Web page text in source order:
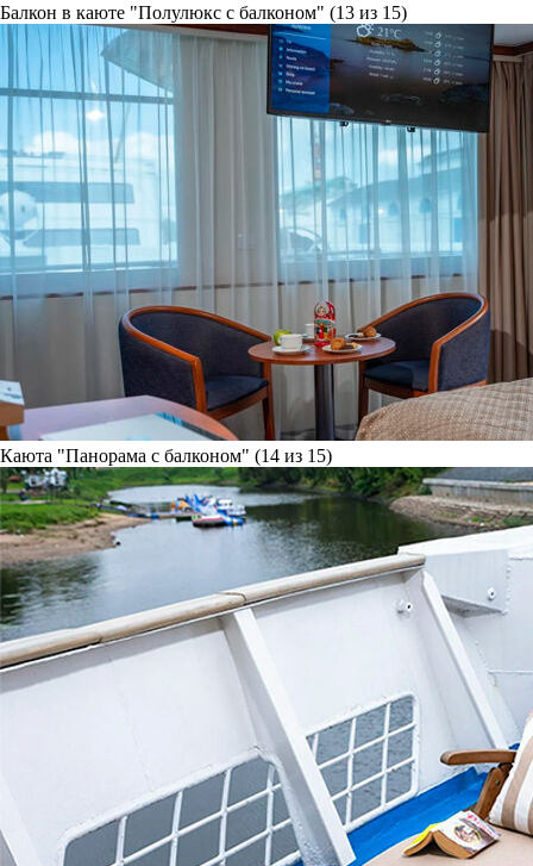
Балкон в каюте "Полулюкс с балконом" (13 из 15)
Каюта "Панорама с балконом" (14 из 15)